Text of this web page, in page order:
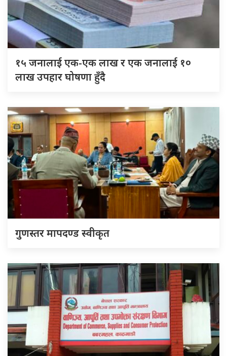
१५ जनालाई एक-एक लाख र एक जनालाई १०
लाख उपहार घोषणा हुँदै
गुणस्तर मापदण्ड स्वीकृत